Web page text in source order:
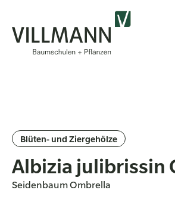
Blüten- und Ziergehölze
Albizia julibrissin
Seidenbaum Ombrella